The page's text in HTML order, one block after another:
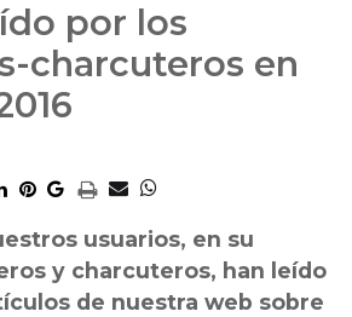
por los
charcuteros en
usuarios, en su
y charcuteros, han leído
de nuestra web sobre